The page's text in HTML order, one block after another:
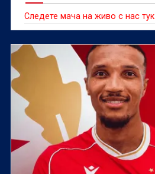
Следете мача на живо с нас тук